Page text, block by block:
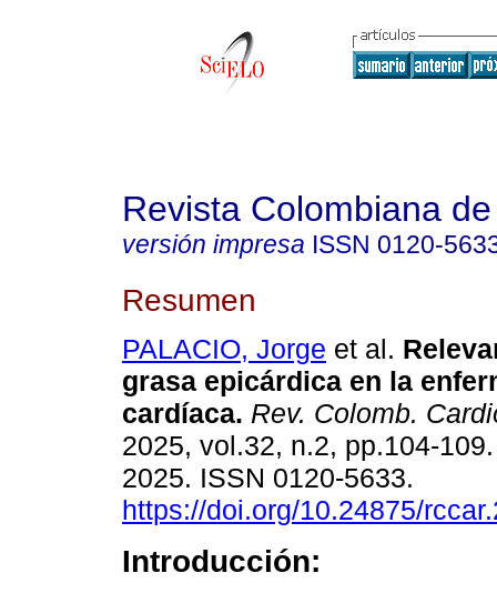
Revista Colombiana
versión impresa ISSN 0120-
Resumen
PALACIO, Jorge et al.
grasa epicárdica en la
cardíaca. Rev. Colomb.
2025, vol.32, n.2, pp.104-
2025. ISSN 0120-5633.
https://doi.org/10.24875/
Introducción: